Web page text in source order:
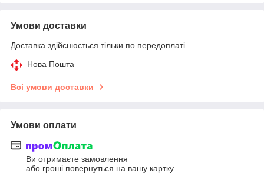
Умови доставки
Доставка здійснюється тільки по передоплаті.
Нова Пошта
Всі умови доставки
Умови оплати
Ви отримаєте замовлення
або гроші повернуться на вашу картку